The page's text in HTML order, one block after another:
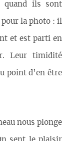
quand ils sont
la photo : il
et est parti en
Leur timidité
point d’en être
nous plonge